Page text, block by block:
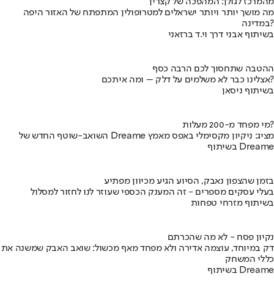
מה מושך יותר ויותר ישראלים למטרופולין המתפתח של האזור היפה
במדינה?
בשיתוף אבני דרך וי.ד ברזאני
ההטבה שתחסוך לכם הרבה כסף
אצלינו כבר לא משלמים על דלק – ומה איתכם?
בשיתוף ניסאן
מי מפחד מ-200 מעלות?
השואב-שוטף החדש של Dreame מציג: ניקיון מקסימלי באפס מאמץ
בשיתוף Dreame
בזמן שהצפון נאבק, הסיוע הגיע מכיוון מפתיע
בעלי עסקים מספרים - זה המענק הכספי שעוזר לנו לחזור למסלול
בשיתוף מזרחי טפחות
נקיון פסח - לא מה שהכרתם
דק במיוחד, עוצמה אדירה ולא מפחד מאף מכשול: שואב האבק שמשנה את
כללי המשחק
בשיתוף Dreame